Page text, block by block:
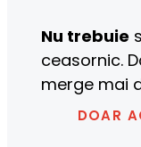
DOAR
Nu trebuie
ceasornic.
merge mai